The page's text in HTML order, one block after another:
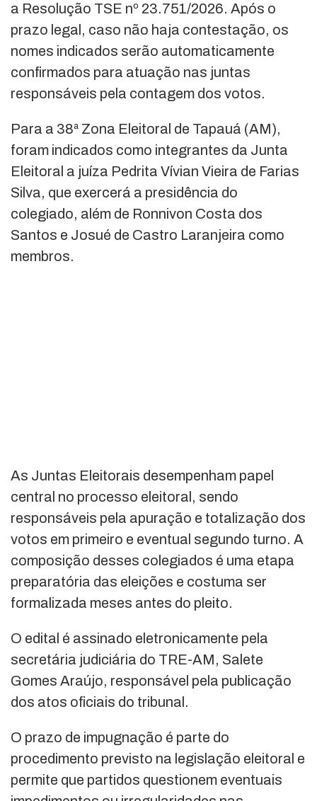
a Resolução TSE nº 23.751/2026. Após o
prazo legal, caso não haja contestação, os
nomes indicados serão automaticamente
confirmados para atuação nas juntas
responsáveis pela contagem dos votos.
Para a 38ª Zona Eleitoral de Tapauá (AM),
foram indicados como integrantes da Junta
Eleitoral a juíza Pedrita Vívian Vieira de Farias
Silva, que exercerá a presidência do
colegiado, além de Ronnivon Costa dos
Santos e Josué de Castro Laranjeira como
membros.
As Juntas Eleitorais desempenham papel
central no processo eleitoral, sendo
responsáveis pela apuração e totalização dos
votos em primeiro e eventual segundo turno. A
composição desses colegiados é uma etapa
preparatória das eleições e costuma ser
formalizada meses antes do pleito.
O edital é assinado eletronicamente pela
secretária judiciária do TRE-AM, Salete
Gomes Araújo, responsável pela publicação
dos atos oficiais do tribunal.
O prazo de impugnação é parte do
procedimento previsto na legislação eleitoral e
permite que partidos questionem eventuais